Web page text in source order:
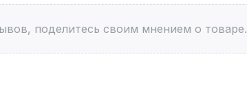
поделитесь своим мнением о товаре.